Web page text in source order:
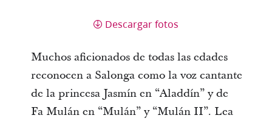
Descargar fotos
Muchos aficionados de todas las edades
reconocen a Salonga como la voz cantante
de la princesa Jasmín en “Aladdín” y de
Fa Mulán en “Mulán” y “Mulán II”. Lea